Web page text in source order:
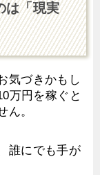
は「現実
気づきかもし
万円を稼ぐと
ん。
誰にでも手が